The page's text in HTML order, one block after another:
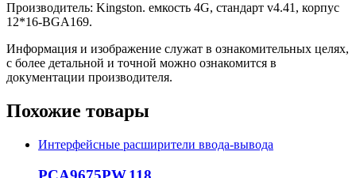
Производитель: Kingston. емкость 4G, стандарт v4.41, корпус
12*16-BGA169.
Информация и изображение служат в ознакомительных целях,
с более детальной и точной можно ознакомится в
документации производителя.
Похожие товары
Интерфейсные расширители ввода-вывода